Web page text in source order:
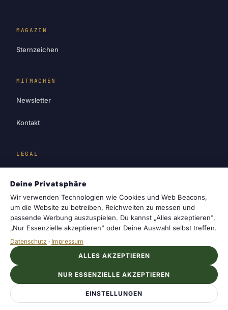
MAGAZIN
Sternzeichen
MITMACHEN
Newsletter
Kontakt
LEGAL
Datenschutz
Cookie-Einstellungen
© 2026 cosmotrail. Dein Magazin für
Sternzeichen, Horoskope und die Geheimnisse
des Sternenhimmels
Deine Privatsphäre
Wir verwenden Technologien wie Cookies und Web Beacons,
um die Website zu betreiben, Reichweiten zu messen und
passende Werbung auszuspielen. Du kannst „Alles akzeptieren",
„Nur Essenzielle akzeptieren" oder Deine Auswahl selbst treffen.
Datenschutz · Impressum
EINSTELLUNGEN
NUR ESSENZIELLE AKZEPTIEREN
ALLES AKZEPTIEREN